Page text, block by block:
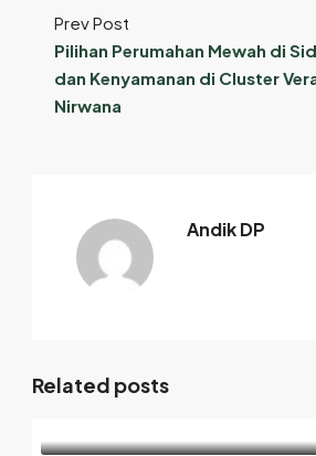
Prev Post
Pilihan Perumahan Mewah di
dan Kenyamanan di Cluster
Nirwana
Andik DP
Related posts